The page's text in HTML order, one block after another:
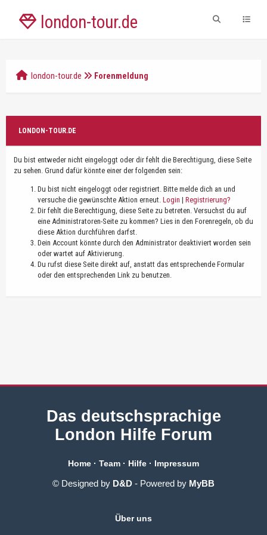
london-tour.de
london-tour.de Forenmeldung
LONDON-TOUR.DE
Du bist entweder nicht eingeloggt oder dir fehlt die Berechtigung, diese Seite
zu sehen. Grund dafür könnte einer der folgenden sein:
Du bist nicht eingeloggt oder registriert. Bitte melde dich an und
versuche die gewünschte Aktion erneut. Login | Registrierung?
Dir fehlt die Berechtigung, diese Seite zu betreten. Versuchst du auf
eine Administratoren-Seite zu kommen? Lies in den Forenregeln, ob du
diese Aktion durchführen darfst.
Dein Account könnte durch den Administrator deaktiviert worden sein
oder wartet auf Aktivierung.
Du rufst diese Seite direkt auf, anstatt das entsprechende Formular
oder den entsprechenden Link zu benutzen.
Das deutschsprachige
London Hilfe Forum
Home · Team · Hilfe · Impressum
© Designed by D&D - Powered by MyBB
Über uns